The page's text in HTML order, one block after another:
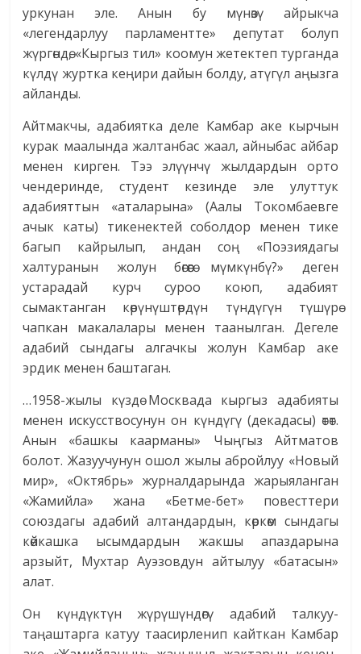
уркунан эле. Анын бу мүнөзү айрыкча
«легендарлуу парламентте» депутат болуп
жүргөндө, «Кыргыз тил» коомун жетектеп турганда
күлдү журтка кеңири дайын болду, атүгүл аңызга
айланды.
Айтмакчы, адабиятка деле Камбар аке кырчын
курак маалында жалтанбас жаал, айныбас айбар
менен кирген. Тээ элүүнчү жылдардын орто
чендеринде, студент кезинде эле улуттук
адабияттын «аталарына» (Аалы Токомбаевге
ачык каты) тикенектей соболдор менен тике
багып кайрылып, андан соң «Поэзиядагы
халтуранын жолун бөгөөгө мүмкүнбү?» деген
устарадай курч суроо коюп, адабият
сымактанган көрүнүштөрдүн түндүгүн түшүрө
чапкан макалалары менен таанылган. Дегеле
адабий сындагы алгачкы жолун Камбар аке
эрдик менен баштаган.
…1958-жылы күздө Москвада кыргыз адабияты
менен искусствосунун он күндүгү (декадасы) өтөт.
Анын «башкы каарманы» Чыңгыз Айтматов
болот. Жазуучунун ошол жылы абройлуу «Новый
мир», «Октябрь» журналдарында жарыяланган
«Жамийла» жана «Бетме-бет» повесттери
союздагы адабий алтандардын, көркөм сындагы
көйкашка ысымдардын жакшы апаздарына
арзыйт, Мухтар Ауэзовдун айтылуу «батасын»
алат.
Он күндүктүн жүрүшүндөгү адабий талкуу-
таңаштарга катуу таасирленип кайткан Камбар